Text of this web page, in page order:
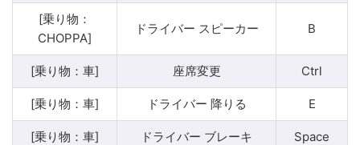
[乗り物：
CHOPPA]
ドライバー スピーカー B
[乗り物：車] 座席変更 Ctrl
[乗り物：車] ドライバー 降りる E
[乗り物：車] ドライバー ブレーキ Space